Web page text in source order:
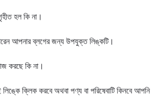
হল কি না।
আপনার ব্লগের জন্য উপযুক্ত লিঙ্কটি।
করছে কি না।
ক্লিক করবে অথবা পণ্য বা পরিষেবাটি কিনবে আপনি